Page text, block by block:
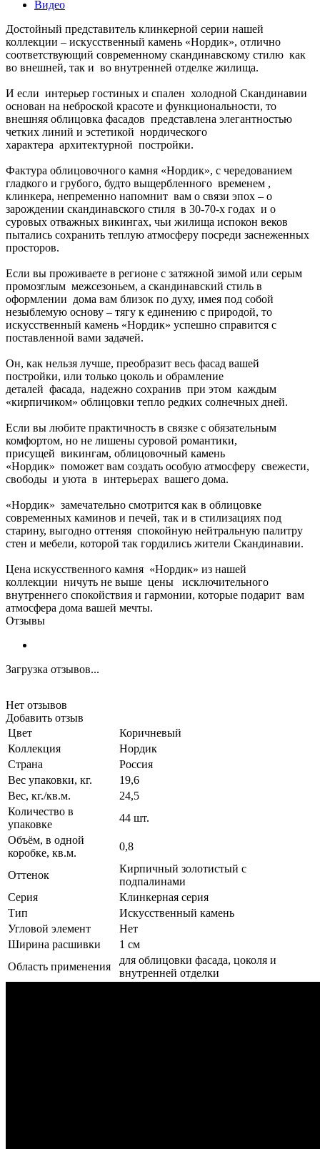
Видео
Достойный представитель клинкерной серии нашей
коллекции – искусственный камень «Нордик», отлично
соответствующий современному скандинавскому стилю как
во внешней, так и во внутренней отделке жилища.
И если интерьер гостиных и спален холодной Скандинавии
основан на неброской красоте и функциональности, то
внешняя облицовка фасадов представлена элегантностью
четких линий и эстетикой нордического
характера архитектурной постройки.
Фактура облицовочного камня «Нордик», с чередованием
гладкого и грубого, будто выщербленного временем ,
клинкера, непременно напомнит вам о связи эпох – о
зарождении скандинавского стиля в 30-70-х годах и о
суровых отважных викингах, чьи жилища испокон веков
пытались сохранить теплую атмосферу посреди заснеженных
просторов.
Если вы проживаете в регионе с затяжной зимой или серым
промозглым межсезоньем, а скандинавский стиль в
оформлении дома вам близок по духу, имея под собой
незыблемую основу – тягу к единению с природой, то
искусственный камень «Нордик» успешно справится с
поставленной вами задачей.
Он, как нельзя лучше, преобразит весь фасад вашей
постройки, или только цоколь и обрамление
деталей фасада, надежно сохранив при этом каждым
«кирпичиком» облицовки тепло редких солнечных дней.
Если вы любите практичность в связке с обязательным
комфортом, но не лишены суровой романтики,
присущей викингам, облицовочный камень
«Нордик» поможет вам создать особую атмосферу свежести,
свободы и уюта в интерьерах вашего дома.
«Нордик» замечательно смотрится как в облицовке
современных каминов и печей, так и в стилизациях под
старину, выгодно оттеняя спокойную нейтральную палитру
стен и мебели, которой так гордились жители Скандинавии.
Цена искусственного камня «Нордик» из нашей
коллекции ничуть не выше цены исключительного
внутреннего спокойствия и гармонии, которые подарит вам
атмосфера дома вашей мечты.
Отзывы
Загрузка отзывов...
Нет отзывов
Добавить отзыв
Цвет
Коричневый
Коллекция
Нордик
Страна
Россия
Вес упаковки, кг.
19,6
Вес, кг./кв.м.
24,5
Количество в
упаковке
44 шт.
Объём, в одной
коробке, кв.м.
0,8
Оттенок
Кирпичный золотистый с
подпалинами
Серия
Клинкерная серия
Тип
Искусственный камень
Угловой элемент
Нет
Ширина расшивки
1 см
Область применения
для облицовки фасада, цоколя и
внутренней отделки